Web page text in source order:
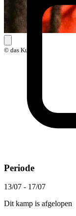
© das Kunst
Periode
13/07 - 17/07
Dit kamp is afgelopen